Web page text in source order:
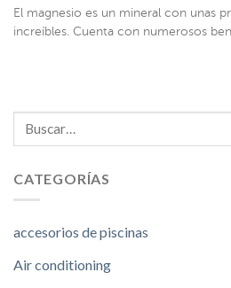
El magnesio es un mineral con unas
increíbles. Cuenta con numerosos
CATEGORÍAS
accesorios de piscinas
Air conditioning